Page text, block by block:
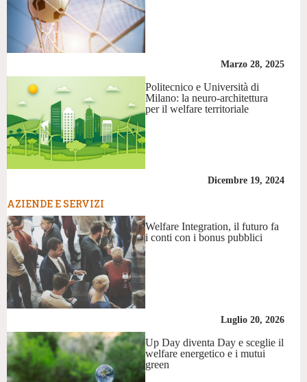
Marzo 28, 2025
Politecnico e Università di
Milano: la neuro-architettura
per il welfare territoriale
Dicembre 19, 2024
AZIENDE E SERVIZI
Welfare Integration, il futuro fa
i conti con i bonus pubblici
Luglio 20, 2026
Up Day diventa Day e sceglie il
welfare energetico e i mutui
green